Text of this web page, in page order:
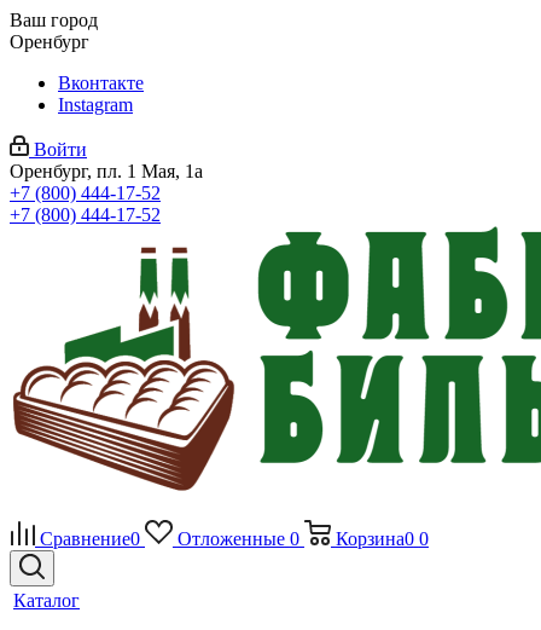
Ваш город
Оренбург
Вконтакте
Instagram
Войти
Оренбург, пл. 1 Мая, 1а
+7 (800) 444-17-52
+7 (800) 444-17-52
Сравнение0 Отложенные 0 Корзина0 0
Каталог